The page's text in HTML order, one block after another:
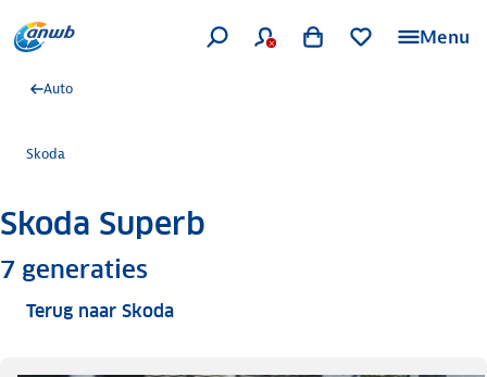
Menu
Auto
Skoda
Skoda Superb
7 generaties
Terug naar Skoda